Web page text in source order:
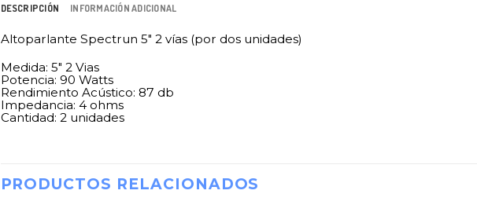
DESCRIPCIÓN INFORMACIÓN ADICIONAL
Altoparlante Spectrun 5″ 2 vías (por dos unidades)
Medida: 5″ 2 Vias
Potencia: 90 Watts
Rendimiento Acústico: 87 db
Impedancia: 4 ohms
Cantidad: 2 unidades
PRODUCTOS RELACIONADOS